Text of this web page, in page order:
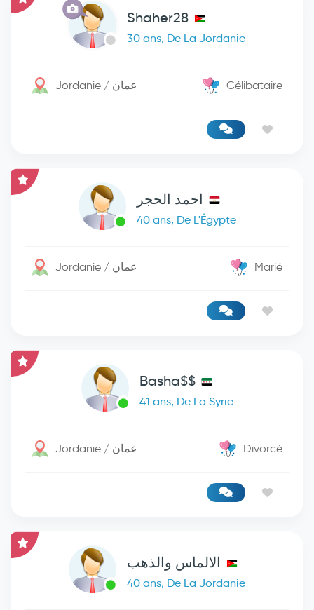
Shaher28
30 ans, De La Jordanie
Jordanie / عمان Célibataire
احمد الحجر
40 ans, De L'Égypte
Jordanie / عمان Marié
Basha$$
41 ans, De La Syrie
Jordanie / عمان Divorcé
الالماس والذهب
40 ans, De La Jordanie